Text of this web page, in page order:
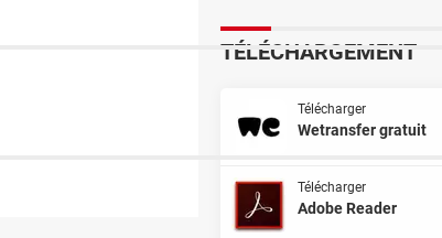
TÉLÉCHARGEMENT
Télécharger
Wetransfer gratuit
Télécharger
Adobe Reader